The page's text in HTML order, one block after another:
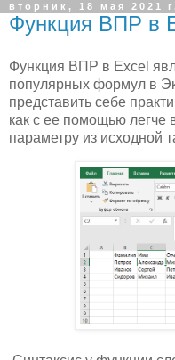
вторник, 18 мая 2021 г.
Функция ВПР в
Функция ВПР в Excel
популярных формул в
представить себе
как с ее помощью легче
параметру из исходной